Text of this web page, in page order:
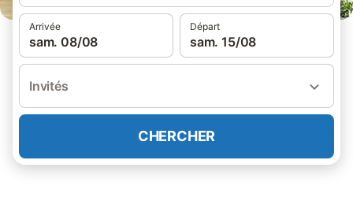
Arrivée
sam. 08/08
Départ
sam. 15/08
Invités
CHERCHER